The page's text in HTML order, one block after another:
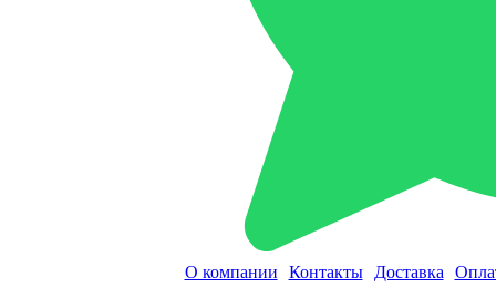
О компании Контакты Доставка